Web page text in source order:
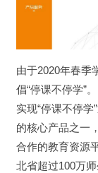
由于2020年春季
倡“停课不停学”
实现“停课不停
的核心产品之一
合作的教育资源
北省超过100万